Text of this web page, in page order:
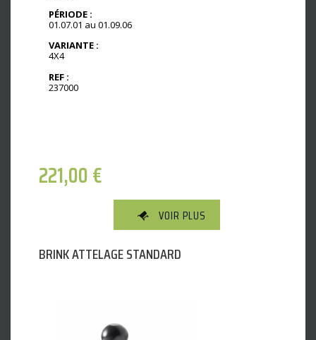
PÉRIODE :
01.07.01 au 01.09.06
VARIANTE :
4X4
REF :
237000
221,00€
VOIR PLUS
BRINK ATTELAGE STANDARD